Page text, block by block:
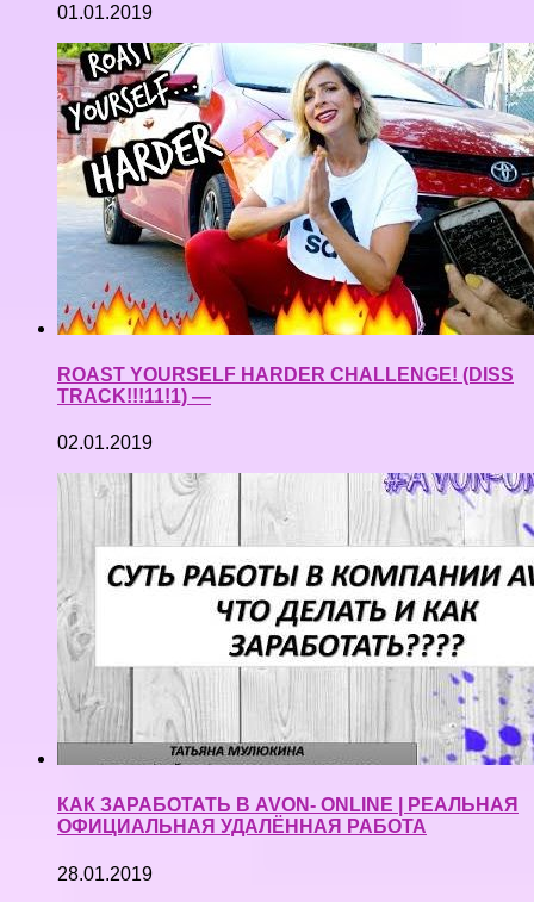
01.01.2019
ROAST YOURSELF HARDER CHALLENGE! (DISS
TRACK!!!11!1) —
02.01.2019
КАК ЗАРАБОТАТЬ В AVON- ONLINE | РЕАЛЬНАЯ
ОФИЦИАЛЬНАЯ УДАЛЁННАЯ РАБОТА
28.01.2019